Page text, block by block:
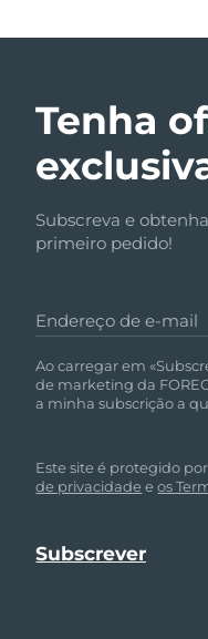
Tenha
Subscreva e
primeiro pedido!
Endereço de e-mail
Ao carregar em
de marketing da
a minha subscrição a
Este site é protegido
de privacidade eos